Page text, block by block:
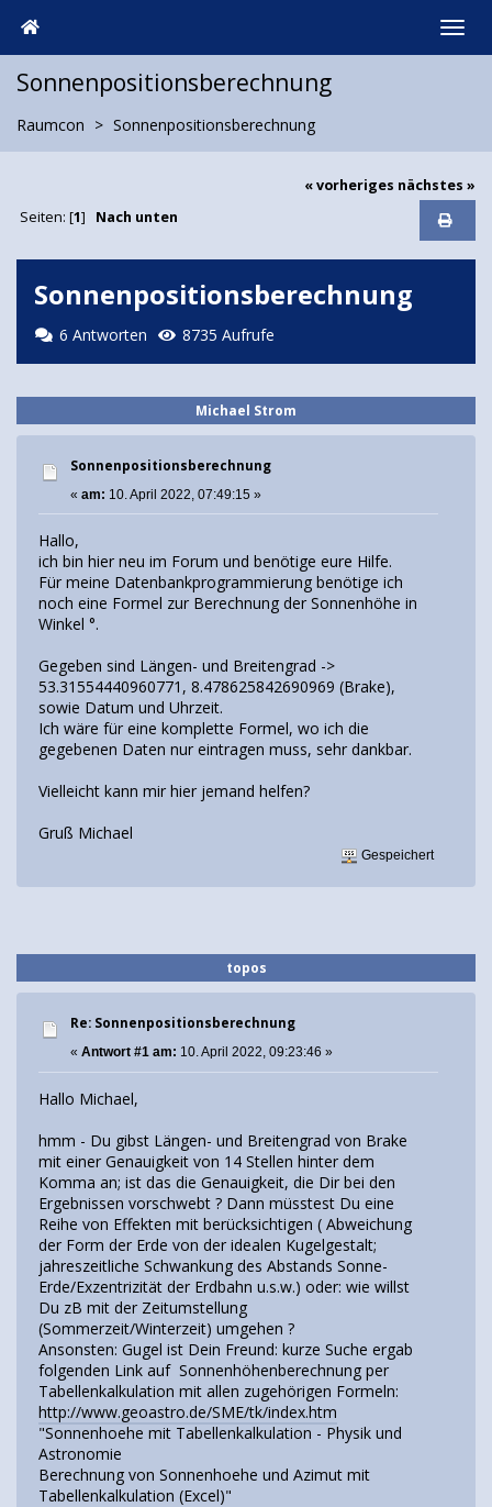
Sonnenpositionsberechnung
Raumcon Sonnenpositionsberechnung
« vorheriges nächstes »
Seiten: [1] Nach unten
Sonnenpositionsberechnung
6 Antworten 8735 Aufrufe
Michael Strom
Sonnenpositionsberechnung
« am: 10. April 2022, 07:49:15 »
Hallo,
ich bin hier neu im Forum und benötige eure Hilfe.
Für meine Datenbankprogrammierung benötige ich
noch eine Formel zur Berechnung der Sonnenhöhe in
Winkel °.
Gegeben sind Längen- und Breitengrad ->
53.31554440960771, 8.478625842690969 (Brake),
sowie Datum und Uhrzeit.
Ich wäre für eine komplette Formel, wo ich die
gegebenen Daten nur eintragen muss, sehr dankbar.
Vielleicht kann mir hier jemand helfen?
Gruß Michael
Gespeichert
topos
Re: Sonnenpositionsberechnung
« Antwort #1 am: 10. April 2022, 09:23:46 »
Hallo Michael,
hmm - Du gibst Längen- und Breitengrad von Brake
mit einer Genauigkeit von 14 Stellen hinter dem
Komma an; ist das die Genauigkeit, die Dir bei den
Ergebnissen vorschwebt ? Dann müsstest Du eine
Reihe von Effekten mit berücksichtigen ( Abweichung
der Form der Erde von der idealen Kugelgestalt;
jahreszeitliche Schwankung des Abstands Sonne-
Erde/Exzentrizität der Erdbahn u.s.w.) oder: wie willst
Du zB mit der Zeitumstellung
(Sommerzeit/Winterzeit) umgehen ?
Ansonsten: Gugel ist Dein Freund: kurze Suche ergab
folgenden Link auf Sonnenhöhenberechnung per
Tabellenkalkulation mit allen zugehörigen Formeln:
http://www.geoastro.de/SME/tk/index.htm
"Sonnenhoehe mit Tabellenkalkulation - Physik und
Astronomie
Berechnung von Sonnenhoehe und Azimut mit
Tabellenkalkulation (Excel)"